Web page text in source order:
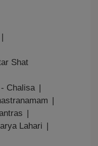
Shat
- Chalisa
Lahari